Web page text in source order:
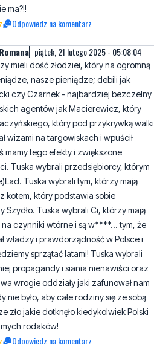
mieli dość złodziei, który na ogromną
czy Czarnek - najbardziej bezczelny
agentów jak Macierewicz, który
który pod przykrywką walki
wizami na targowiskach i wpuścił
tego efekty i zwiększone
Tuska wybrali przedsiębiorcy, którym
Tuska wybrali tym, którzy mają
kotem, który podstawia sobie
Szydło. Tuska wybrali Ci, którzy mają
czynniki wtórne i są w****... tym, że
władzy i prawdorządność w Polsce i
sprzątać latami! Tuska wybrali
propagandy i siania nienawiści oraz
wrogie oddziały jaki zafunował nam
było, aby całe rodziny się ze sobą
zło jakie dotknęło kiedykolwiek Polski
rodaków!
Odpowiedz na komentarz
- 05:46:38
dalej wierzą w Pis, teraz powinniśmy